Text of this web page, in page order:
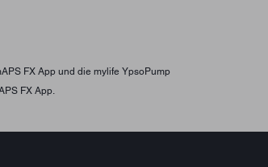
FX App und die mylife YpsoPump
FX App.